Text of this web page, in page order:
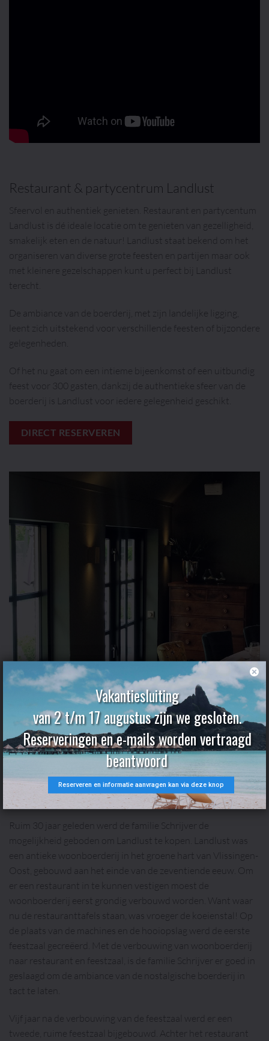
Restaurant & partycentrum Landlust
Sfeervol en authentiek genieten. Restaurant en partycentum
Landlust is dé ideale locatie om te genieten van gezelligheid,
smakelijk eten en de natuur! Landlust staat bekend om het
organiseren van diverse grote feesten en partijen maar ook
met kleinere gezelschappen kunt u perfect bij Landlust
terecht.
De ambiance van de boerderij, met zijn landelijke ligging,
leent zich uitstekend voor verschillende feesten of bijzondere
gelegenheden.
Of het nu gaat om een intieme bijeenkomst of een uitbundig
feest voor 300 gasten, dankzij de authentieke sfeer van de
boerderij is Landlust voor iedere gelegenheid geschikt.
DIRECT RESERVEREN
Over Landlust
Een stukje geschiedenis…
Ruim 30 jaar geleden werd de familie Schrijver de
mogelijkheid geboden om Landlust te kopen. Landlust was
een antieke woonboerderij in het groene hart van Vlissingen-
Oost, gebouwd aan het einde van de zeventiende eeuw. Om
er een restaurant in te kunnen vestigen moest de
woonboerderij eerst grondig verbouwd worden. Want waar
nu de restauranttafels staan, was vroeger de koeienstal! Op
de plaats van de machines en de hooiopslag werd de eerste
feestzaal gecreëerd. Met de verbouwing van woonboerderij
naar restaurant en feestzaal, is de familie Schrijver er goed in
geslaagd om de ambiance van de nostalgische boerderij in
tact te laten.
Vijf jaar na de verbouwing van de feestzaal werd er een
tweede, ruime feestzaal bijgebouwd. Achter het restaurant
Vakantiesluiting
van 2 t/m 17 augustus zijn we gesloten.
Reserveringen en e-mails worden vertraagd
beantwoord
Reserveren en informatie aanvragen kan via deze knop